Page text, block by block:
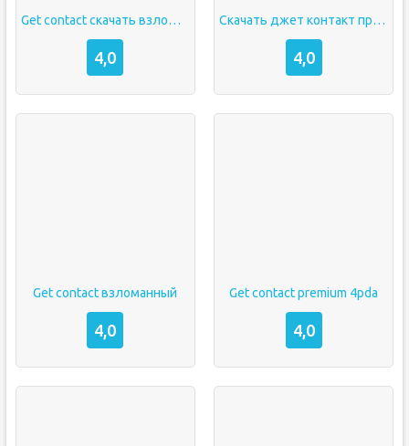
Get contact скачать взлоmанную версию на андроид
4,0
Скачать джет контакт премиум на андроид бесплатно
4,0
Get contact взломанный
4,0
Get contact premium 4pda
4,0